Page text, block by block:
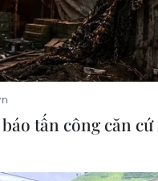
tấn công căn cứ